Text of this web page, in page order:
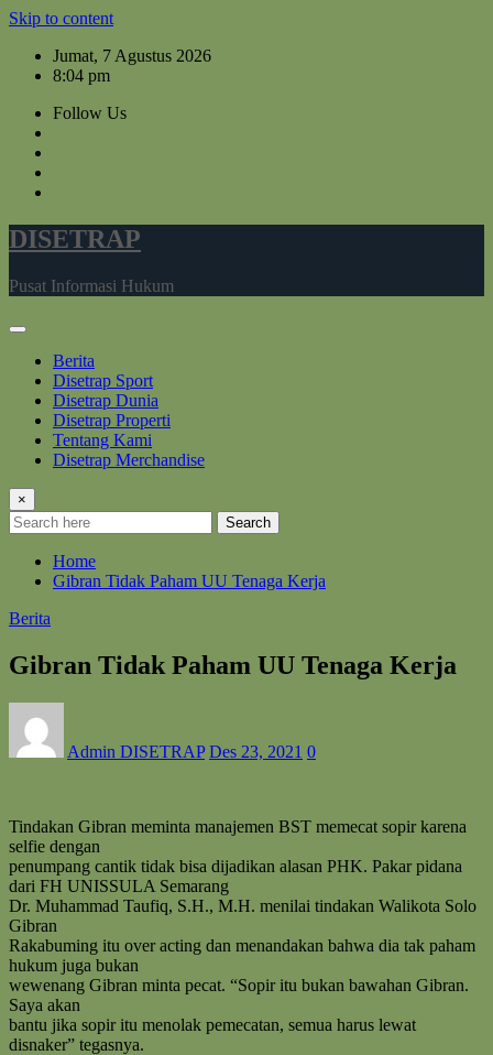
Skip to content
Jumat, 7 Agustus 2026
8:04 pm
Follow Us
DISETRAP
Pusat Informasi Hukum
Berita
Disetrap Sport
Disetrap Dunia
Disetrap Properti
Tentang Kami
Disetrap Merchandise
×
Search
Home
Gibran Tidak Paham UU Tenaga Kerja
Berita
Gibran Tidak Paham UU Tenaga Kerja
Admin DISETRAP Des 23, 2021 0
Tindakan Gibran meminta manajemen BST memecat sopir karena
selfie dengan
penumpang cantik tidak bisa dijadikan alasan PHK. Pakar pidana
dari FH UNISSULA Semarang
Dr. Muhammad Taufiq, S.H., M.H. menilai tindakan Walikota Solo
Gibran
Rakabuming itu over acting dan menandakan bahwa dia tak paham
hukum juga bukan
wewenang Gibran minta pecat. “Sopir itu bukan bawahan Gibran.
Saya akan
bantu jika sopir itu menolak pemecatan, semua harus lewat
disnaker” tegasnya.